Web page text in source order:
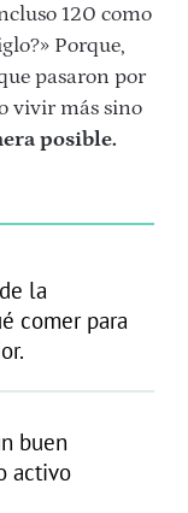
120 como
Porque,
pasaron por
vivir más sino
posible.
la
comer para
buen
activo